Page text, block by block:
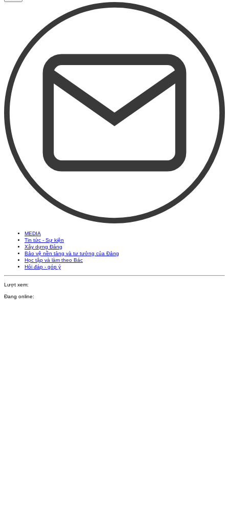
MEDIA
Tin tức - Sự kiện
Xây dựng Đảng
Bảo vệ nền tảng và tư tưởng của Đảng
Học tập và làm theo Bác
Hỏi đáp - góp ý
Lượt xem:
Đang online: